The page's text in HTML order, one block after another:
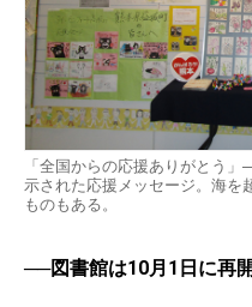
「全国からの応援ありがとう
示された応援メッセージ。海を
ものもある。
──図書館は10月1日に再